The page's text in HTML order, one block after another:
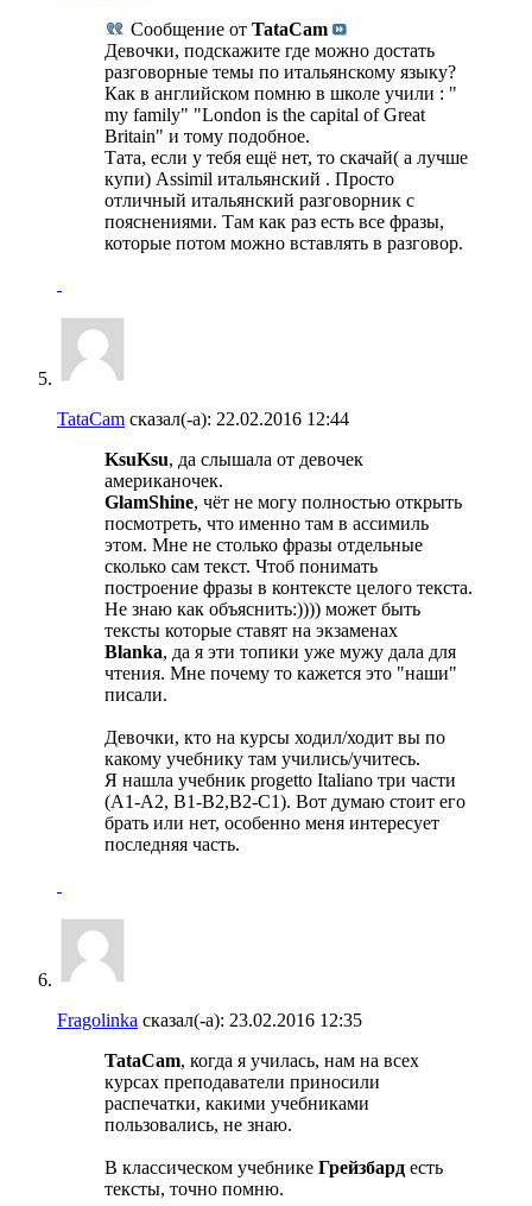
Сообщение от TataCam
Девочки, подскажите где можно достать
разговорные темы по итальянскому языку?
Как в английском помню в школе учили : "
my family" "London is the capital of Great
Britain" и тому подобное.
Тата, если у тебя ещё нет, то скачай( а лучше
купи) Assimil итальянский . Просто
отличный итальянский разговорник с
пояснениями. Там как раз есть все фразы,
которые потом можно вставлять в разговор.
TataCam сказал(-а): 22.02.2016 12:44
KsuKsu, да слышала от девочек
американочек.
GlamShine, чёт не могу полностью открыть
посмотреть, что именно там в ассимиль
этом. Мне не столько фразы отдельные
сколько сам текст. Чтоб понимать
построение фразы в контексте целого текста.
Не знаю как объяснить:)))) может быть
тексты которые ставят на экзаменах
Blanka, да я эти топики уже мужу дала для
чтения. Мне почему то кажется это "наши"
писали.
Девочки, кто на курсы ходил/ходит вы по
какому учебнику там учились/учитесь.
Я нашла учебник progetto Italiano три части
(A1-A2, B1-B2,B2-C1). Вот думаю стоит его
брать или нет, особенно меня интересует
последняя часть.
Fragolinka сказал(-а): 23.02.2016 12:35
TataCam, когда я училась, нам на всех
курсах преподаватели приносили
распечатки, какими учебниками
пользовались, не знаю.
В классическом учебнике Грейзбард есть
тексты, точно помню.